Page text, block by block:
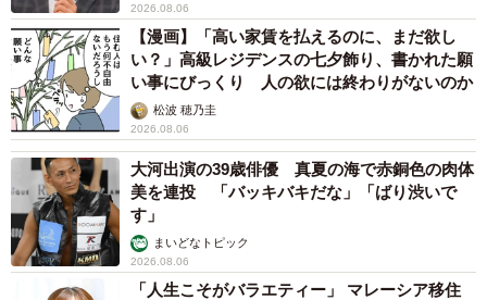
2026.08.06
【漫画】「高い家賃を払えるのに、まだ欲し
い？」高級レジデンスの七夕飾り、書かれた願
い事にびっくり 人の欲には終わりがないのか
松波 穂乃圭
2026.08.06
大河出演の39歳俳優 真夏の海で赤銅色の肉体
美を連投 「バッキバキだな」「ばり渋いで
す」
まいどなトピック
2026.08.06
「人生こそがバラエティー」 マレーシア移住